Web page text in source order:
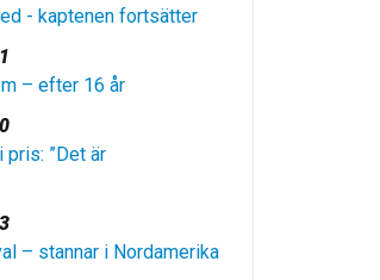
- kaptenen fortsätter
– efter 16 år
pris: ”Det är
– stannar i Nordamerika